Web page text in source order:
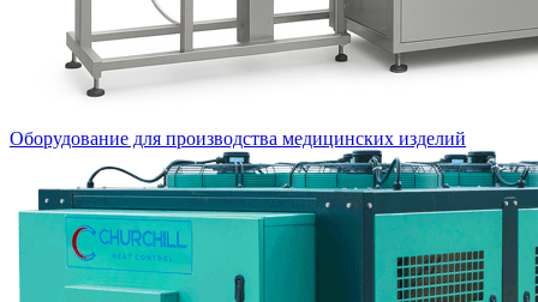
Оборудование для производства медицинских изделий